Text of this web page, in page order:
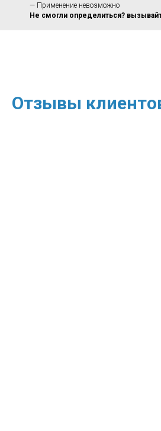
— Применение невозможно
Не смогли определиться?
Отзывы